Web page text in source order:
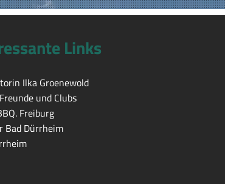
Links
Ilka Groenewold
und Clubs
Freiburg
Bad Dürrheim